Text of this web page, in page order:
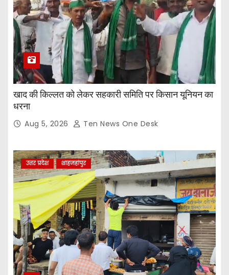
खाद की किल्लत को लेकर सहकारी समिति पर किसान यूनियन का
धरना
Aug 5, 2026 Ten News One Desk
उत्तर प्रदेश शाहजहांपुर